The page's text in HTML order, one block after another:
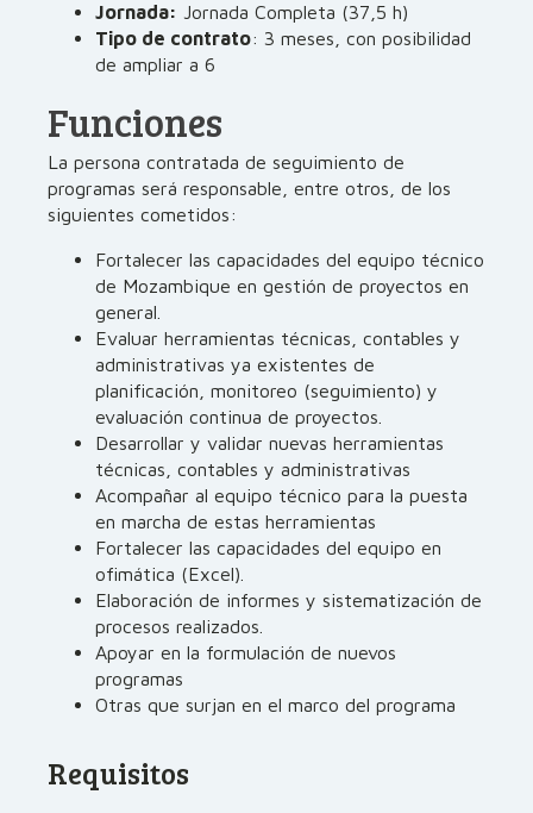
Jornada: Jornada Completa (37,5 h)
Tipo de contrato: 3 meses, con posibilidad
de ampliar a 6
Funciones
La persona contratada de seguimiento de
programas será responsable, entre otros, de los
siguientes cometidos:
Fortalecer las capacidades del equipo técnico
de Mozambique en gestión de proyectos en
general.
Evaluar herramientas técnicas, contables y
administrativas ya existentes de
planificación, monitoreo (seguimiento) y
evaluación continua de proyectos.
Desarrollar y validar nuevas herramientas
técnicas, contables y administrativas
Acompañar al equipo técnico para la puesta
en marcha de estas herramientas
Fortalecer las capacidades del equipo en
ofimática (Excel).
Elaboración de informes y sistematización de
procesos realizados.
Apoyar en la formulación de nuevos
programas
Otras que surjan en el marco del programa
Requisitos